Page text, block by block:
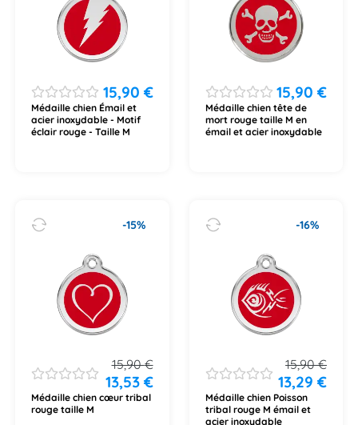
15,90 €
Médaille chien Émail et
acier inoxydable - Motif
éclair rouge - Taille M
15,90€
Médaille chien tête de
mort rouge taille M en
émail et acier inoxydable
-15%
15,90€
13,53 €
Médaille chien cœur tribal
rouge taille M
-16%
15,90€
13,29€
Médaille chien Poisson
tribal rouge M émail et
acier inoxydable